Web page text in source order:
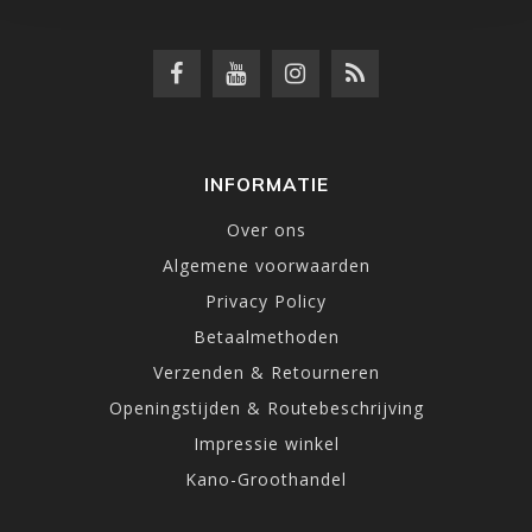
INFORMATIE
Over ons
Algemene voorwaarden
Privacy Policy
Betaalmethoden
Verzenden & Retourneren
Openingstijden & Routebeschrijving
Impressie winkel
Kano-Groothandel